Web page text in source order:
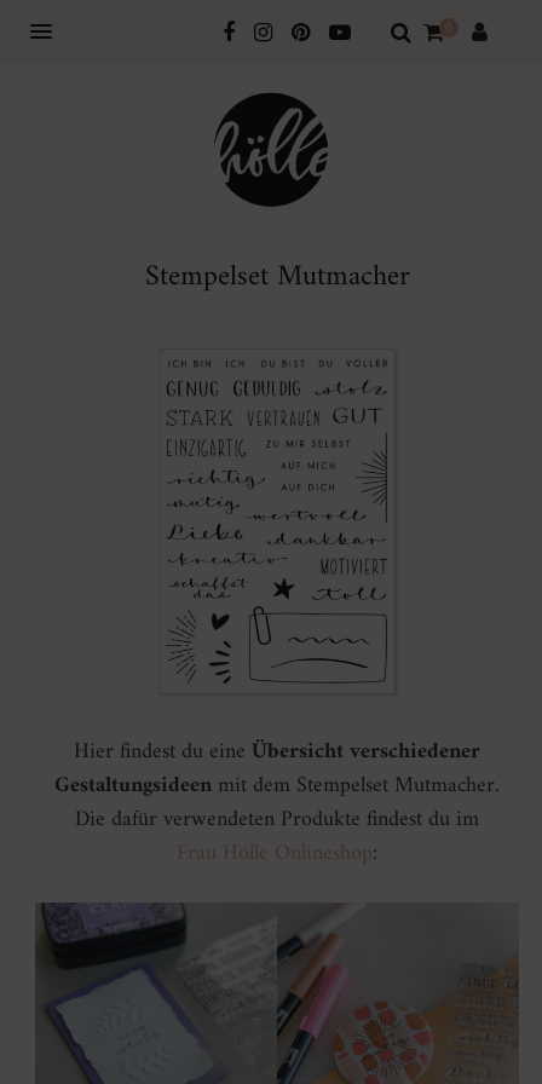
0
Stempelset Mutmacher
Hier findest du eine Übersicht verschiedener
Gestaltungsideenmit dem Stempelset Mutmacher.
Die dafür verwendeten Produkte findest du im
Frau Hölle Onlineshop: